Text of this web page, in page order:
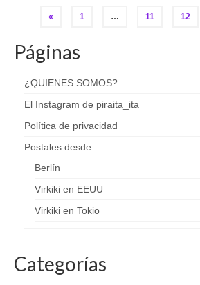
Paginación
de
entradas
« 1 … 11 12
Páginas
¿QUIENES SOMOS?
El Instagram de piraita_ita
Política de privacidad
Postales desde…
Berlín
Virkiki en EEUU
Virkiki en Tokio
Categorías